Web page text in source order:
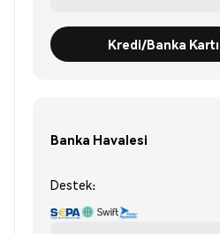
Kredi/Banka
Banka Havalesi
Destek: